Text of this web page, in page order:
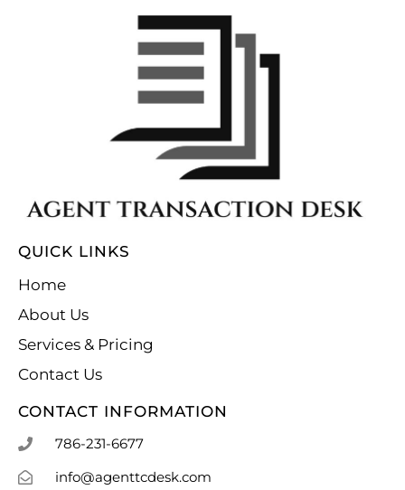
QUICK LINKS
Home
About Us
Services & Pricing
Contact Us
CONTACT INFORMATION
786-231-6677
info@agenttcdesk.com